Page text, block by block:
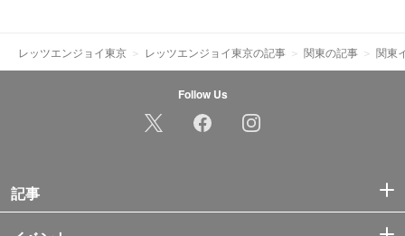
レッツエンジョイ東京 レッツエンジョイ東京の記事 関東の記事 関東
Follow Us
記事